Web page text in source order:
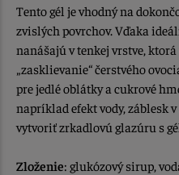
Tento gél je vhodný na
zvislých povrchov. Vďaka
nanášajú v tenkej vrstve,
„zasklievanie“ čerstvého
pre jedlé oblátky a cukrové
napríklad efekt vody, záblesk
vytvoriť zrkadlovú glazúru s
Zloženie: glukózový sirup,